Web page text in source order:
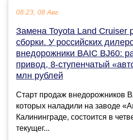
08:23, 08 Авг
Замена Toyota Land Cruiser
сборки. У российских
внедорожники BAIC BJ60:
привод, 8-ступенчатый
млн рублей
Старт продаж внедорожников
которых наладили на заводе
Калининграде, состоится в
текущег...